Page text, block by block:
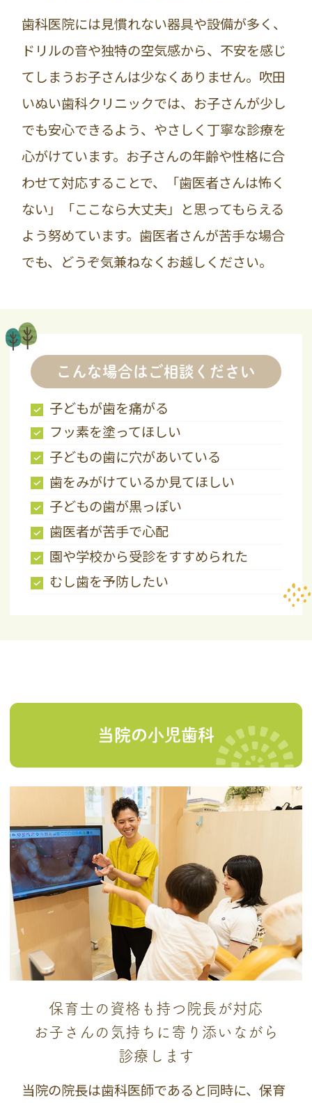
歯科医院には見慣れない器具や設備が多く、
ドリルの音や独特の空気感から、不安を感じ
てしまうお子さんは少なくありません。吹田
いぬい歯科クリニックでは、お子さんが少し
でも安心できるよう、やさしく丁寧な診療を
心がけています。お子さんの年齢や性格に合
わせて対応することで、「歯医者さんは怖く
ない」「ここなら大丈夫」と思ってもらえる
よう努めています。歯医者さんが苦手な場合
でも、どうぞ気兼ねなくお越しください。
こんな場合はご相談ください
子どもが歯を痛がる
フッ素を塗ってほしい
子どもの歯に穴があいている
歯をみがけているか見てほしい
子どもの歯が黒っぽい
歯医者が苦手で心配
園や学校から受診をすすめられた
むし歯を予防したい
当院の小児歯科
保育士の資格も持つ院長が対応
お子さんの気持ちに寄り添いながら
診療します
当院の院長は歯科医師であると同時に、保育